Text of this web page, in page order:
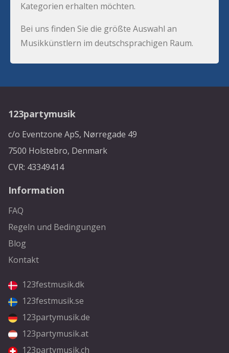
Kategorien erhalten möchten.
Bei uns finden Sie die größte Auswahl an
Musikkünstlern im deutschsprachigen Raum.
123partymusik
c/o Eventzone ApS, Nørregade 49
7500 Holstebro, Denmark
CVR: 43349414
Information
FAQ
Regeln und Bedingungen
Blog
Kontakt
123festmusik.dk
123festmusik.se
123partymusik.de
123partymusik.at
123partymusik.ch